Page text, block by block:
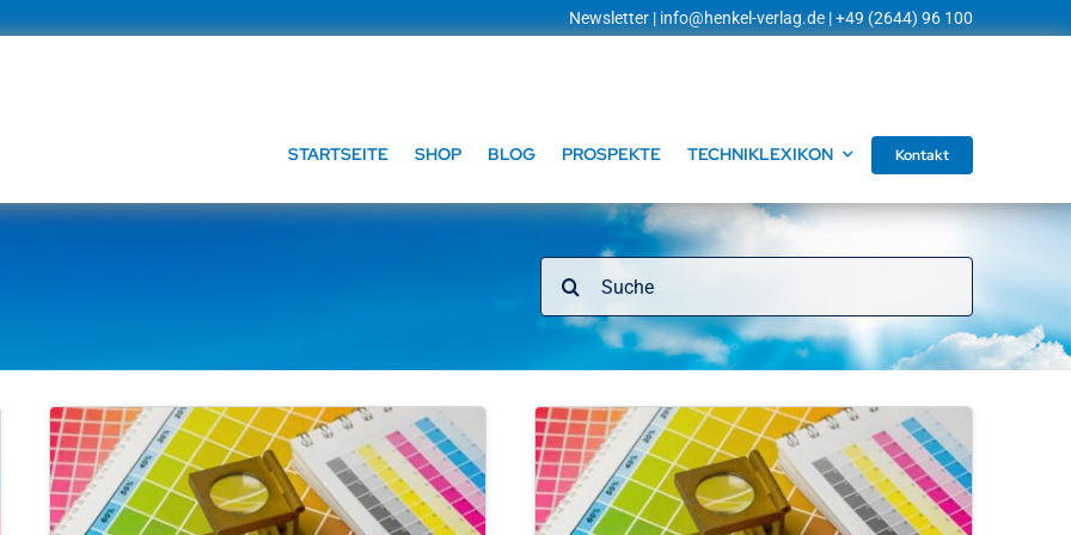
Newsletter | info@henkel-verlag.de | +49 (2644) 96 100
STARTSEITE SHOP BLOG PROSPEKTE TECHNIKLEXIKON Kontakt
nach: